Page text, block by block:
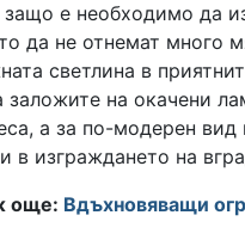
е необходимо да
да не отнемат много
светлина в
заложите на окачени
а за по-модерен
в изграждането на
още: Вдъхновяващи